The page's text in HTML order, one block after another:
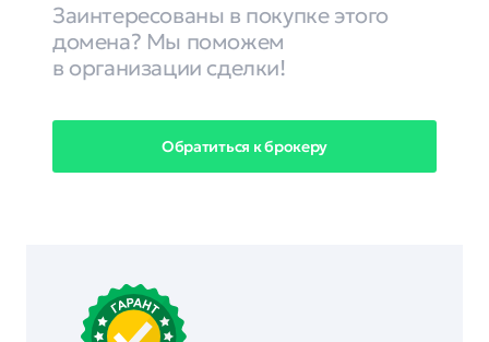
Заинтересованы в покупке этого
домена? Мы поможем
в организации сделки!
Обратиться к брокеру